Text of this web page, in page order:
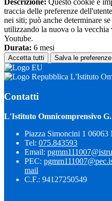
Descrizione: Questo cookie è
traccia delle preferenze
nei siti; può anche determinare
utilizzando la nuova o la
Youtube.
Durata: 6 mesi
Accetta tutti Salva le preferenze
L'Istituto
Contatti
L'Istituto Omnicomprensivo
Piazza Simoncini 1 06063
Tel: 075.843593
Email:
PEC:
mail
C.F.: 94127250549